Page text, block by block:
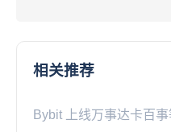
相关推荐
Bybit 上线万事达卡百